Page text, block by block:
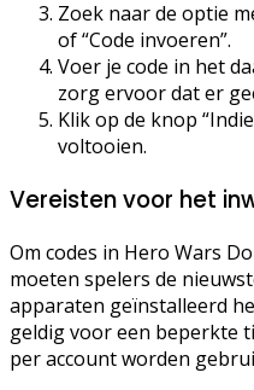
Zoek naar de optie
of “Code invoeren”.
Voer je code in het
zorg ervoor dat er
Klik op de knop
voltooien.
Vereisten voor het
Om codes in Hero Wars
moeten spelers de
apparaten geïnstalleerd
geldig voor een beperkte
per account worden